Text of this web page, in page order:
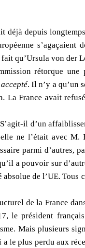
déjà depuis
qu’Ursula von der
rétorque une
accepté. Il n’y a qu’un
La France avait
il d’un
ne l’était avec
parmi d’autres,
a pouvoir sur
de l’UE. Tous
de la France
le président
Mais plusieurs
le plus perdu aux